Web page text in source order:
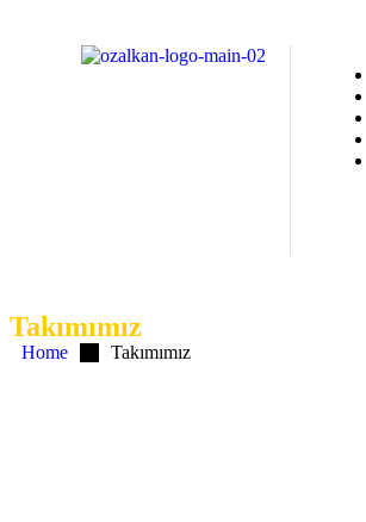
Takımımız
Home Takımımız